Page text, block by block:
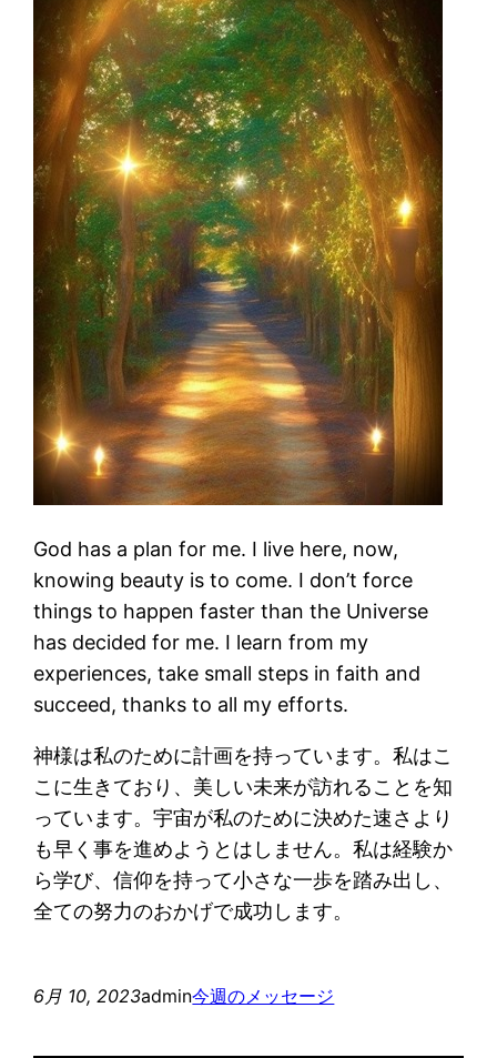
God has a plan for me. I live here, now,
knowing beauty is to come. I don’t force
things to happen faster than the Universe
has decided for me. I learn from my
experiences, take small steps in faith and
succeed, thanks to all my efforts.
神様は私のために計画を持っています。私はこ
こに生きており、美しい未来が訪れることを知
っています。宇宙が私のために決めた速さより
も早く事を進めようとはしません。私は経験か
ら学び、信仰を持って小さな一歩を踏み出し、
全ての努力のおかげで成功します。
6月 10, 2023admin今週のメッセージ